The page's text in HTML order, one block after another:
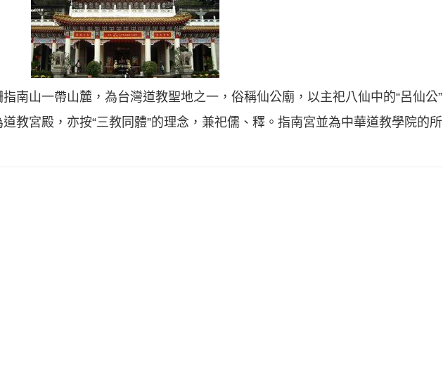
南山一帶山麓，為台灣道教聖地之一，俗稱仙公廟，以主祀八仙中的“呂仙公”
教宮殿，亦按“三教同體”的理念，兼祀儒、釋。指南宮並為中華道教學院的所